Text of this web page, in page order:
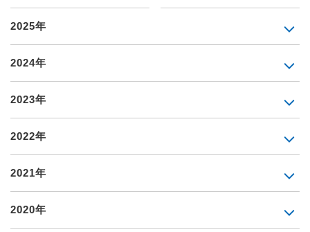
2025年
2024年
2023年
2022年
2021年
2020年